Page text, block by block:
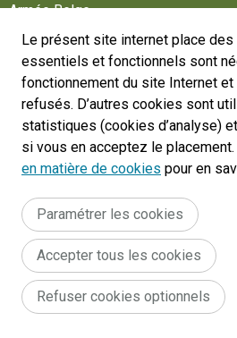
Le présent site internet place
essentiels et fonctionnels sont
fonctionnement du site Internet
refusés. D’autres cookies sont
statistiques (cookies d’analyse)
si vous en acceptez le
en matière de cookies pour en
Paramétrer les cookies
Accepter tous les cookies
Refuser cookies optionnels
Armée Belge
Aidez-nous
Suivez-nous
War Heritage Institute
Belgium, Battlefield of Europe
War dead register
Legal
menu
Conditions générales du site internet
Cookie policy